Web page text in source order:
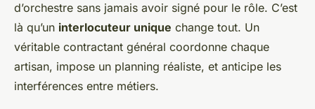
d’orchestre sans jamais avoir signé pour le rôle. C’est
là qu’un interlocuteur unique change tout. Un
véritable contractant général coordonne chaque
artisan, impose un planning réaliste, et anticipe les
interférences entre métiers.